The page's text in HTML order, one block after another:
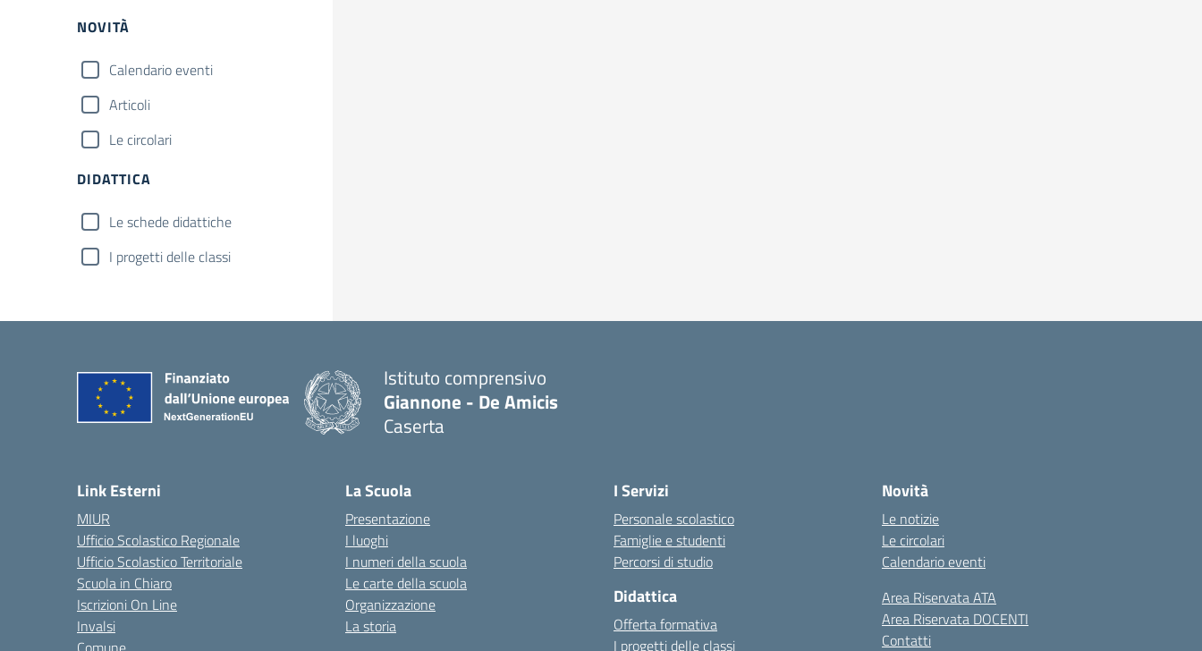
NOVITÀ
Calendario eventi
Articoli
Le circolari
DIDATTICA
Le schede didattiche
I progetti delle classi
Istituto comprensivo
Giannone - De Amicis
Caserta
Link Esterni
MIUR
Ufficio Scolastico Regionale
Ufficio Scolastico Territoriale
Scuola in Chiaro
Iscrizioni On Line
Invalsi
La Scuola
Presentazione
I luoghi
I numeri della scuola
Le carte della scuola
Organizzazione
La storia
I Servizi
Personale scolastico
Famiglie e studenti
Percorsi di studio
Didattica
Offerta formativa
I progetti delle classi
Novità
Le notizie
Le circolari
Calendario eventi
Area Riservata ATA
Area Riservata DOCENTI
Contatti